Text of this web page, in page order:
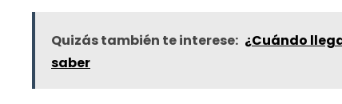
Quizás también te interese: ¿Cuándo
saber